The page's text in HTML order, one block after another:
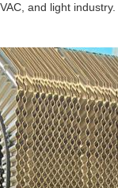
and light industry.